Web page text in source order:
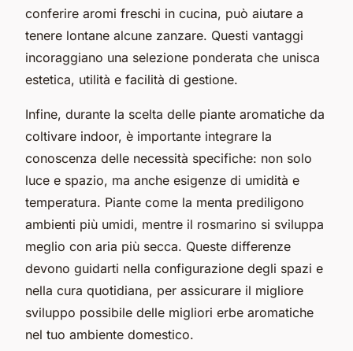
conferire aromi freschi in cucina, può aiutare a
tenere lontane alcune zanzare. Questi vantaggi
incoraggiano una selezione ponderata che unisca
estetica, utilità e facilità di gestione.
Infine, durante la scelta delle piante aromatiche da
coltivare indoor, è importante integrare la
conoscenza delle necessità specifiche: non solo
luce e spazio, ma anche esigenze di umidità e
temperatura. Piante come la menta prediligono
ambienti più umidi, mentre il rosmarino si sviluppa
meglio con aria più secca. Queste differenze
devono guidarti nella configurazione degli spazi e
nella cura quotidiana, per assicurare il migliore
sviluppo possibile delle migliori erbe aromatiche
nel tuo ambiente domestico.